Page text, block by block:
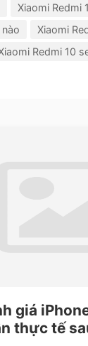
Xiaomi Redmi
Xiaomi
Redmi 10
giá
thực tế